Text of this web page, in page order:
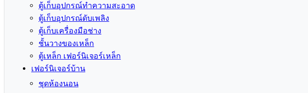
ตู้เก็บอุปกรณ์ทำความสะอาด
ตู้เก็บอุปกรณ์ดับเพลิง
ตู้เก็บเครื่องมือช่าง
ชั้นวางของเหล็ก
ตู้เหล็ก เฟอร์นิเจอร์เหล็ก
เฟอร์นิเจอร์บ้าน
ชุดห้องนอน